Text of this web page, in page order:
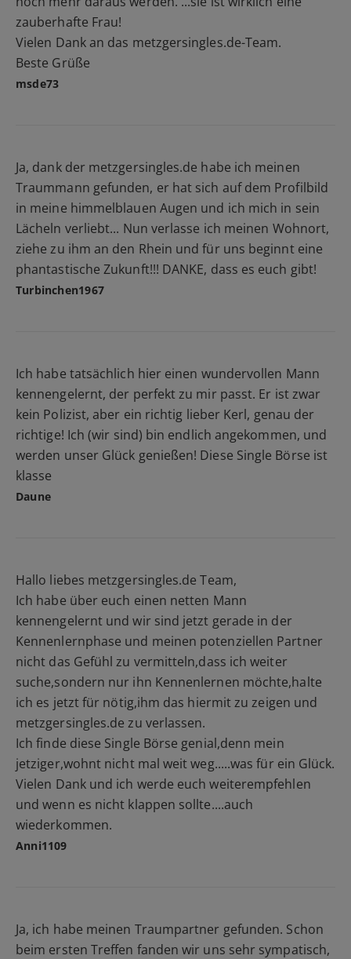
zauberhafte Frau!
Vielen Dank an das metzgersingles.de-Team.
Beste Grüße
msde73
Ja, dank der metzgersingles.de habe ich meinen
Traummann gefunden, er hat sich auf dem Profilbild
in meine himmelblauen Augen und ich mich in sein
Lächeln verliebt... Nun verlasse ich meinen Wohnort,
ziehe zu ihm an den Rhein und für uns beginnt eine
phantastische Zukunft!!! DANKE, dass es euch gibt!
Turbinchen1967
Ich habe tatsächlich hier einen wundervollen Mann
kennengelernt, der perfekt zu mir passt. Er ist zwar
kein Polizist, aber ein richtig lieber Kerl, genau der
richtige! Ich (wir sind) bin endlich angekommen, und
werden unser Glück genießen! Diese Single Börse ist
klasse
Daune
Hallo liebes metzgersingles.de Team,
Ich habe über euch einen netten Mann
kennengelernt und wir sind jetzt gerade in der
Kennenlernphase und meinen potenziellen Partner
nicht das Gefühl zu vermitteln,dass ich weiter
suche,sondern nur ihn Kennenlernen möchte,halte
ich es jetzt für nötig,ihm das hiermit zu zeigen und
metzgersingles.de zu verlassen.
Ich finde diese Single Börse genial,denn mein
jetziger,wohnt nicht mal weit weg.....was für ein Glück.
Vielen Dank und ich werde euch weiterempfehlen
und wenn es nicht klappen sollte....auch
wiederkommen.
Anni1109
Ja, ich habe meinen Traumpartner gefunden. Schon
beim ersten Treffen fanden wir uns sehr sympatisch,